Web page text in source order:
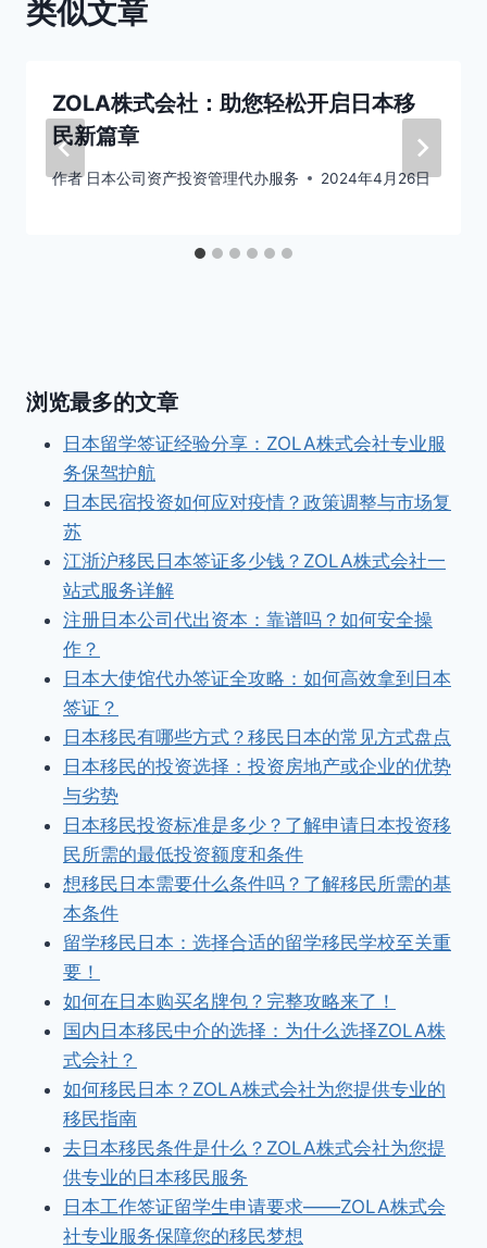
类似文章
ZOLA株式会社：助您轻松开启日本移
民新篇章
作者 日本公司资产投资管理代办服务 2024年4月26日
浏览最多的文章
日本留学签证经验分享：ZOLA株式会社专业服
务保驾护航
日本民宿投资如何应对疫情？政策调整与市场复
苏
江浙沪移民日本签证多少钱？ZOLA株式会社一
站式服务详解
注册日本公司代出资本：靠谱吗？如何安全操
作？
日本大使馆代办签证全攻略：如何高效拿到日本
签证？
日本移民有哪些方式？移民日本的常见方式盘点
日本移民的投资选择：投资房地产或企业的优势
与劣势
日本移民投资标准是多少？了解申请日本投资移
民所需的最低投资额度和条件
想移民日本需要什么条件吗？了解移民所需的基
本条件
留学移民日本：选择合适的留学移民学校至关重
要！
如何在日本购买名牌包？完整攻略来了！
国内日本移民中介的选择：为什么选择ZOLA株
式会社？
如何移民日本？ZOLA株式会社为您提供专业的
移民指南
去日本移民条件是什么？ZOLA株式会社为您提
供专业的日本移民服务
日本工作签证留学生申请要求——ZOLA株式会
社专业服务保障您的移民梦想